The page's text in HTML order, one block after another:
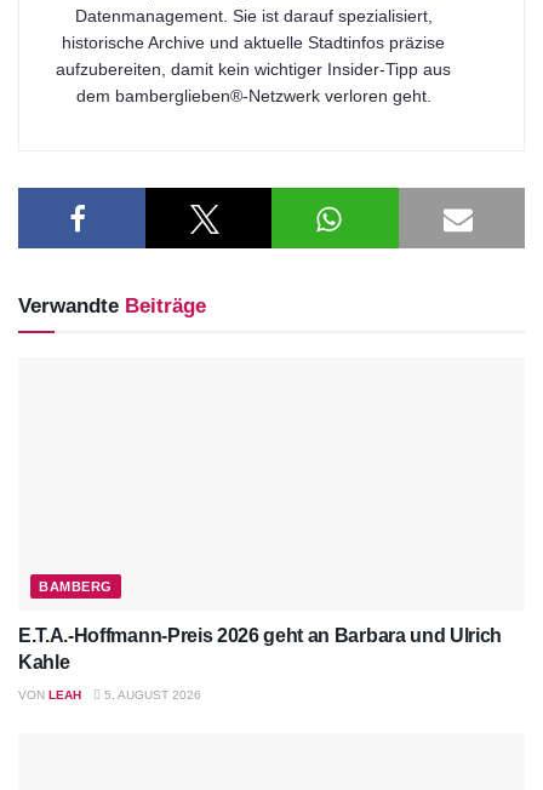
Datenmanagement. Sie ist darauf spezialisiert,
historische Archive und aktuelle Stadtinfos präzise
aufzubereiten, damit kein wichtiger Insider-Tipp aus
dem bamberglieben®-Netzwerk verloren geht.
Verwandte Beiträge
BAMBERG
E.T.A.-Hoffmann-Preis 2026 geht an Barbara und Ulrich
Kahle
VON LEAH 5. AUGUST 2026